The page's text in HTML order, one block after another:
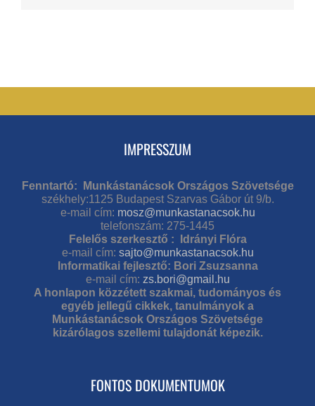
IMPRESSZUM
Fenntartó: Munkástanácsok Országos Szövetsége
székhely:1125 Budapest Szarvas Gábor út 9/b.
e-mail cím: mosz@munkastanacsok.hu
telefonszám: 275-1445
Felelős szerkesztő : Idrányi Flóra
e-mail cím: sajto@munkastanacsok.hu
Informatikai fejlesztő: Bori Zsuzsanna
e-mail cím: zs.bori@gmail.hu
A honlapon közzétett szakmai, tudományos és
egyéb jellegű cikkek, tanulmányok a
Munkástanácsok Országos Szövetsége
kizárólagos szellemi tulajdonát képezik.
FONTOS DOKUMENTUMOK